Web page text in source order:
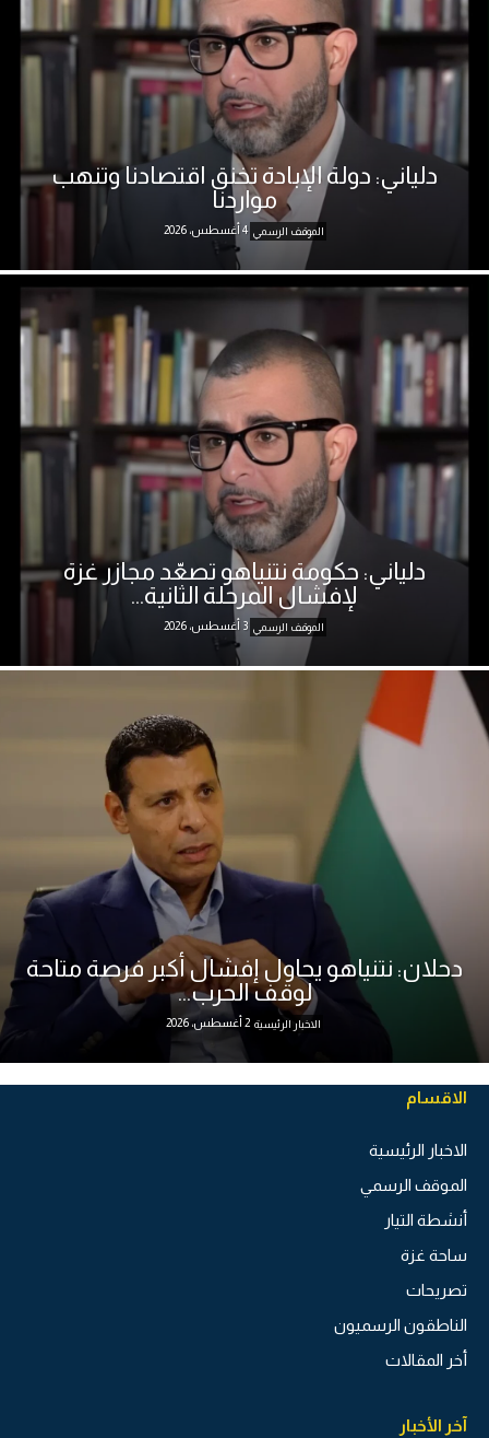
دلياني: دولة الإبادة تخنق اقتصادنا وتنهب
مواردنا
الموقف الرسمي 4 أغسطس، 2026
دلياني: حكومة نتنياهو تصعّد مجازر غزة
لإفشال المرحلة الثانية...
الموقف الرسمي 3 أغسطس، 2026
دحلان: نتنياهو يحاول إفشال أكبر فرصة متاحة
لوقف الحرب...
الاخبار الرئيسية 2 أغسطس، 2026
الاقسام
الاخبار الرئيسية
الموقف الرسمي
أنشطة التيار
ساحة غزة
تصريحات
الناطقون الرسميون
أخر المقالات
آخر الأخبار